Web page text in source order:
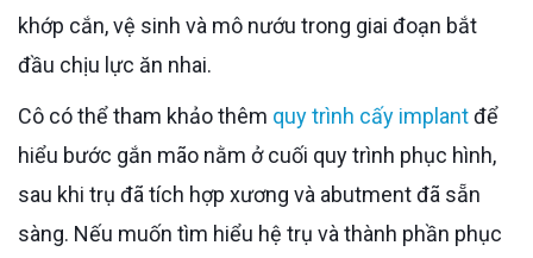
khớp cắn, vệ sinh và mô nướu trong giai đoạn bắt
đầu chịu lực ăn nhai.
Cô có thể tham khảo thêm quy trình cấy implantđể
hiểu bước gắn mão nằm ở cuối quy trình phục hình,
sau khi trụ đã tích hợp xương và abutment đã sẵn
sàng. Nếu muốn tìm hiểu hệ trụ và thành phần phục